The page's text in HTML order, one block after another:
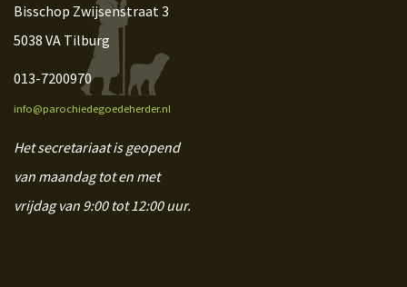
Bisschop Zwijsenstraat 3
5038 VA Tilburg
013-7200970
info@parochiedegoedeherder.nl
Het secretariaat is geopend
van maandag tot en met
vrijdag van 9:00 tot 12:00 uur.